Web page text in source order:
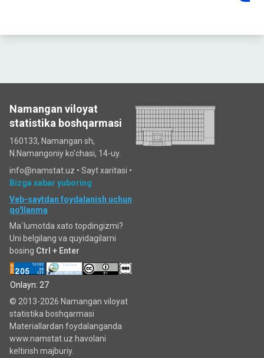
Namangan viloyat
statistika boshqarmasi
160133, Namangan sh,
N.Namangoniy ko'chasi, 14-uy.
info@namstat.uz • Sayt xaritasi •
Bizga xabar yuboring
Veb-saytdan foydalanish uchun
qo'llanma
Ma`lumotda xato topdingizmi?
Uni belgilang va quyidagilarni
bosing Ctrl + Enter
Onlayn: 27
© 2013-2026 Namangan viloyat
statistika boshqarmasi
Materiallardan foydalanganda
www.namstat.uz havolani
keltirish majburiy.